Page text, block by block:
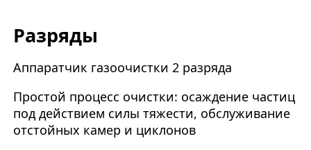
Разряды
Аппаратчик газоочистки 2 разряда
Простой процесс очистки: осаждение частиц
под действием силы тяжести, обслуживание
отстойных камер и циклонов